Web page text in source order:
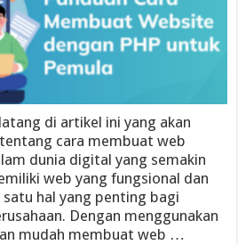
di artikel ini yang akan
cara membuat web
dunia digital yang semakin
web yang fungsional dan
hal yang penting bagi
Dengan menggunakan
mudah membuat web …